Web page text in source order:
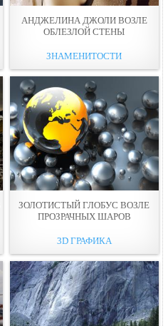
АНДЖЕЛИНА ДЖОЛИ ВОЗЛЕ
ОБЛЕЗЛОЙ СТЕНЫ
ЗНАМЕНИТОСТИ
ЗОЛОТИСТЫЙ ГЛОБУС ВОЗЛЕ
ПРОЗРАЧНЫХ ШАРОВ
3D ГРАФИКА